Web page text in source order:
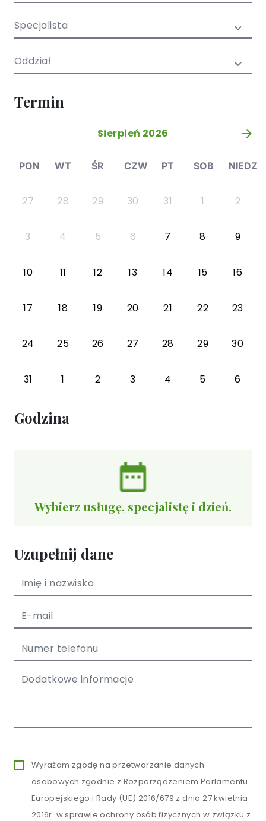
młodzieży
Specjalista
Oddział
Termin
Sierpień 2026 »
PON WT ŚR CZW PT SOB NIEDZ
27 28 29 30 31 1 2
3 4 5 6 7 8 9
10 11 12 13 14 15 16
17 18 19 20 21 22 23
24 25 26 27 28 29 30
31 1 2 3 4 5 6
Godzina
Wybierz usługę, specjalistę i dzień.
Uzupełnij dane
Wyrażam zgodę na przetwarzanie danych
osobowych zgodnie z Rozporządzeniem Parlamentu
Europejskiego i Rady (UE) 2016/679 z dnia 27 kwietnia
2016r. w sprawie ochrony osób fizycznych w związku z